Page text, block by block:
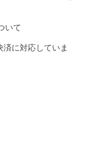
いて
に対応していま